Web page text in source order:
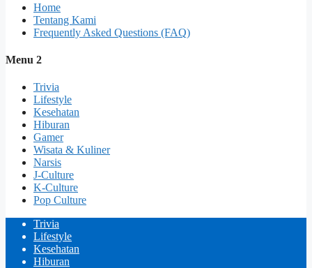
Home
Tentang Kami
Frequently Asked Questions (FAQ)
Menu 2
Trivia
Lifestyle
Kesehatan
Hiburan
Gamer
Wisata & Kuliner
Narsis
J-Culture
K-Culture
Pop Culture
Trivia
Lifestyle
Kesehatan
Hiburan